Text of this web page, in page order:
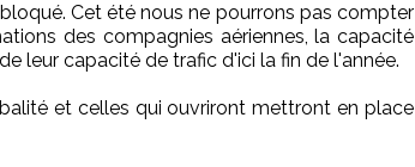
Cet été nous ne pourrons pas compter
des compagnies aériennes, la capacité
leur capacité de trafic d'ici la fin de l'année.
et celles qui ouvriront mettront en place